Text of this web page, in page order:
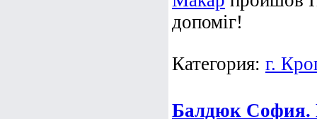
допоміг!
Категория: г.
Балдюк София.